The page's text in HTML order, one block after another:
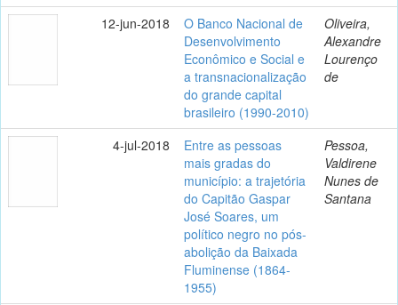
12-jun-2018
O Banco Nacional de
Desenvolvimento
Econômico e Social e
a transnacionalização
do grande capital
brasileiro (1990-2010)
Oliveira,
Alexandre
Lourenço
de
4-jul-2018
Entre as pessoas
mais gradas do
município: a trajetória
do Capitão Gaspar
José Soares, um
político negro no pós-
abolição da Baixada
Fluminense (1864-
1955)
Pessoa,
Valdirene
Nunes de
Santana